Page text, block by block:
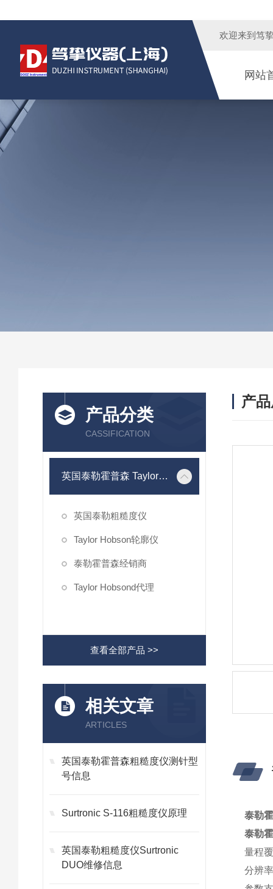
欢迎来到 笃
网站
产品分类
CASSIFICATION
英国泰勒霍普森 Taylor Hobson
英国泰勒粗糙度仪
Taylor Hobson轮廓仪
泰勒霍普森经销商
Taylor Hobsond代理
查看全部产品 >>
相关文章
ARTICLES
英国泰勒霍普森粗糙度仪测针型
号信息
Surtronic S-116粗糙度仪原理
英国泰勒粗糙度仪Surtronic
DUO维修信息
产
泰勒
泰勒
量程
分辨